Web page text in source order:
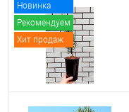
Новинка
Рекомендуем
Хит продаж